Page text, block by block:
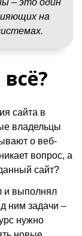
– это один
на
сайта в
владельцы
о веб-
вопрос, а
сайт?
и выполнял
ним задачи –
нужно